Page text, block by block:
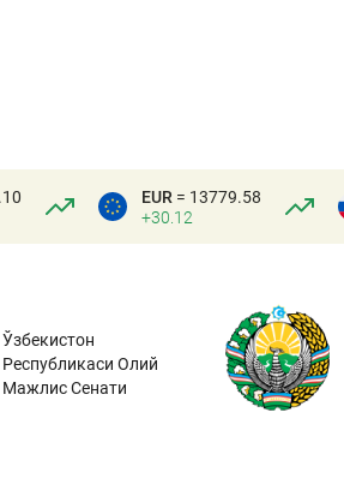
EUR = 13779.58
+30.12
Ўзбекистон
Республикаси Олий
Мажлис Сенати